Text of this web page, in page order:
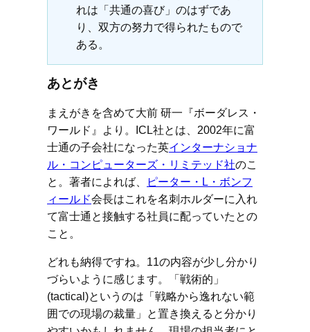
れは「共通の喜び」のはずであ
り、双方の努力で得られたもので
ある。
あとがき
まえがきを含めて大前 研一『ボーダレス・
ワールド』より。ICL社とは、2002年に富
士通の子会社になった英インターナショナ
ル・コンピューターズ・リミテッド社のこ
と。著者によれば、
ピーター・L・ボンフ
ィールド会長はこれを名刺ホルダーに入れ
て富士通と接触する社員に配っていたとの
こと。
どれも納得ですね。11の内容が少し分かり
づらいように感じます。「戦術的」
(tactical)というのは「戦略から逸れない範
囲での現場の裁量」と置き換えると分かり